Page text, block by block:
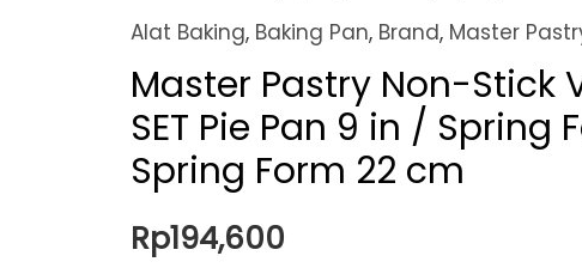
Alat Baking, Baking Pan, Brand, Master
Master Pastry Non-Stick
SET Pie Pan 9 in / Spring
Spring Form 22 cm
Rp194,600